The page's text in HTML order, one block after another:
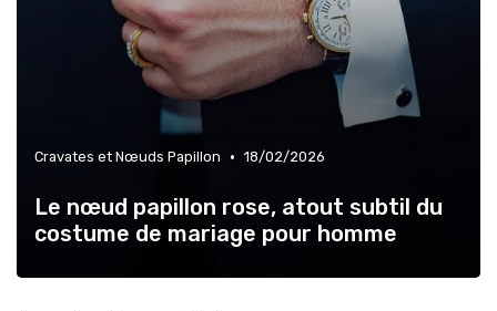
Cravates et Nœuds Papillon • 18/02/2026
Le nœud papillon rose, atout subtil du
costume de mariage pour homme